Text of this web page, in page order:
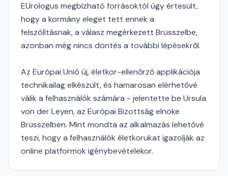
EUrologus megbízható forrásoktól úgy értesült,
hogy a kormány eleget tett ennek a
felszólításnak, a válasz megérkezett Brüsszelbe,
azonban még nincs döntés a további lépésekről.
Az Európai Unió új, életkor-ellenőrző applikációja
technikailag elkészült, és hamarosan elérhetővé
válik a felhasználók számára - jelentette be Ursula
von der Leyen, az Európai Bizottság elnöke
Brüsszelben. Mint mondta az alkalmazás lehetővé
teszi, hogy a felhasználók életkorukat igazolják az
online platformok igénybevételekor.